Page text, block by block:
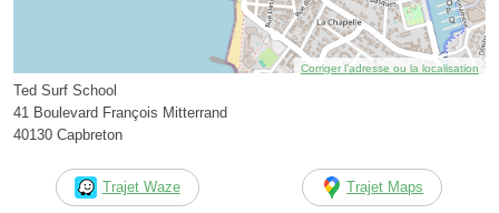
Corriger l’adresse ou la localisation
Ted Surf School
41 Boulevard François Mitterrand
40130 Capbreton
Trajet Waze Trajet Maps